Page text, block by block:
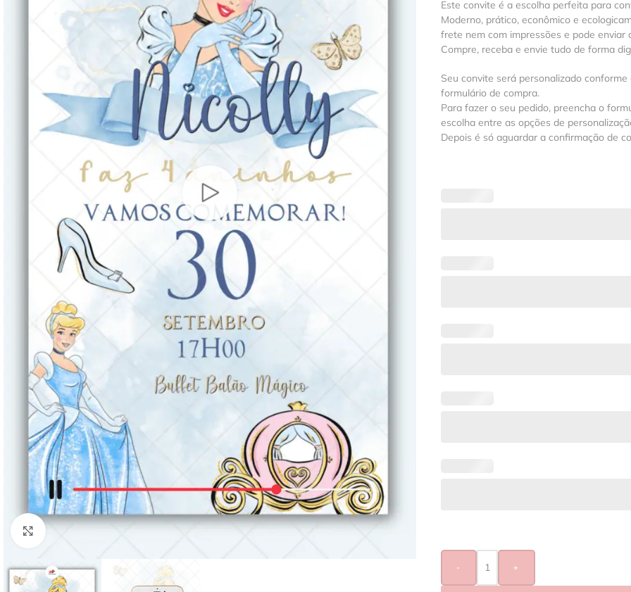
Clique para ampliar
Este convite é a escolha perfeita para
Moderno, prático, econômico e
frete nem com impressões e pode
Compre, receba e envie tudo de forma
Seu convite será personalizado
formulário de compra.
Para fazer o seu pedido, preencha o
escolha entre as opções de
Depois é só aguardar a confirmação de
- +